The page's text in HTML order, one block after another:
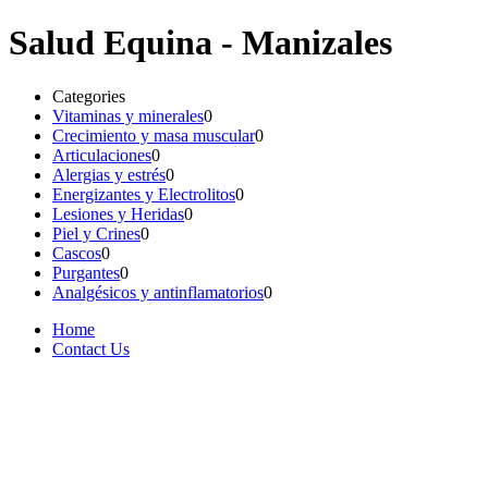
Salud Equina - Manizales
Categories
Vitaminas y minerales0
Crecimiento y masa muscular0
Articulaciones0
Alergias y estrés0
Energizantes y Electrolitos0
Lesiones y Heridas0
Piel y Crines0
Cascos0
Purgantes0
Analgésicos y antinflamatorios0
Home
Contact Us